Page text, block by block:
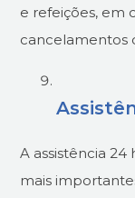
e refeições, em
cancelamentos
A assistência
mais